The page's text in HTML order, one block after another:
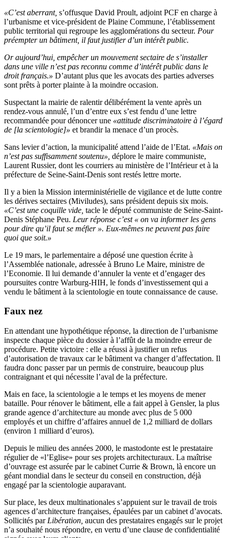
«C’est aberrant, s’offusque David Proult, adjoint PCF en charge à
l’urbanisme et vice-président de Plaine Commune, l’établissement
public territorial qui regroupe les agglomérations du secteur. Pour
préempter un bâtiment, il faut justifier d’un intérêt public.
Or aujourd’hui, empêcher un mouvement sectaire de s’installer
dans une ville n’est pas reconnu comme d’intérêt public dans le
droit français.» D’autant plus que les avocats des parties adverses
sont prêts à porter plainte à la moindre occasion.
Suspectant la mairie de ralentir délibérément la vente après un
rendez-vous annulé, l’un d’entre eux s’est fendu d’une lettre
recommandée pour dénoncer une «attitude discriminatoire à l’égard
de [la scientologie]» et brandir la menace d’un procès.
Sans levier d’action, la municipalité attend l’aide de l’Etat. «Mais on
n’est pas suffisamment soutenu», déplore le maire communiste,
Laurent Russier, dont les courriers au ministère de l’Intérieur et à la
préfecture de Seine-Saint-Denis sont restés lettre morte.
Il y a bien la Mission interministérielle de vigilance et de lutte contre
les dérives sectaires (Miviludes), sans président depuis six mois.
«C’est une coquille vide, tacle le député communiste de Seine-Saint-
Denis Stéphane Peu. Leur réponse c’est « on va informer les gens
pour dire qu’il faut se méfier ». Eux-mêmes ne peuvent pas faire
quoi que soit.»
Le 19 mars, le parlementaire a déposé une question écrite à
l’Assemblée nationale, adressée à Bruno Le Maire, ministre de
l’Economie. Il lui demande d’annuler la vente et d’engager des
poursuites contre Warburg-HIH, le fonds d’investissement qui a
vendu le bâtiment à la scientologie en toute connaissance de cause.
Faux nez
En attendant une hypothétique réponse, la direction de l’urbanisme
inspecte chaque pièce du dossier à l’affût de la moindre erreur de
procédure. Petite victoire : elle a réussi à justifier un refus
d’autorisation de travaux car le bâtiment va changer d’affectation. Il
faudra donc passer par un permis de construire, beaucoup plus
contraignant et qui nécessite l’aval de la préfecture.
Mais en face, la scientologie a le temps et les moyens de mener
bataille. Pour rénover le bâtiment, elle a fait appel à Gensler, la plus
grande agence d’architecture au monde avec plus de 5 000
employés et un chiffre d’affaires annuel de 1,2 milliard de dollars
(environ 1 milliard d’euros).
Depuis le milieu des années 2000, le mastodonte est le prestataire
régulier de «l’Eglise» pour ses projets architecturaux. La maîtrise
d’ouvrage est assurée par le cabinet Currie & Brown, là encore un
géant mondial dans le secteur du conseil en construction, déjà
engagé par la scientologie auparavant.
Sur place, les deux multinationales s’appuient sur le travail de trois
agences d’architecture françaises, épaulées par un cabinet d’avocats.
Sollicités par Libération, aucun des prestataires engagés sur le projet
n’a souhaité nous répondre, en vertu d’une clause de confidentialité